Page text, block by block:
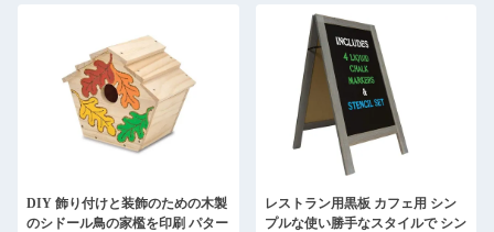
DIY 飾り付けと装飾のための木製
のシドール鳥の家檻を印刷 パター
レストラン用黒板 カフェ用 シン
プルな使い勝手なスタイルで シン